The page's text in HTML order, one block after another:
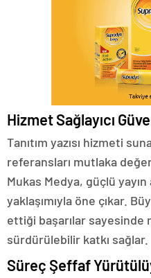
Hizmet Sağlayıcı
Tanıtım yazısı hizmeti
referansları mutlaka
Mukas Medya, güçlü yayın
yaklaşımıyla öne çıkar.
ettiği başarılar sayesinde
sürdürülebilir katkı sağlar.
Süreç Şeffaf